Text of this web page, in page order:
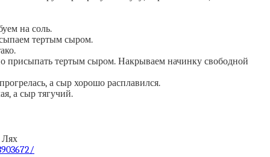
на соль.
тертым сыром.
присыпать тертым сыром. Накрываем начинку свободной
а сыр хорошо расплавился.
а сыр тягучий.
Лях